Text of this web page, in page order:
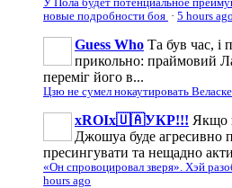
У Пола будет потенциальное
новые подробности боя · 5 hours ago
Guess Who Та був час, і
прикольно: праймовий
переміг його в...
Цзю не сумел нокаутировать
xROIx🇺🇦УКР!!! Якщо
Джошуа буде агресивно
пресингувати та нещадно
«Он спровоцировал зверя». Хэй
hours ago